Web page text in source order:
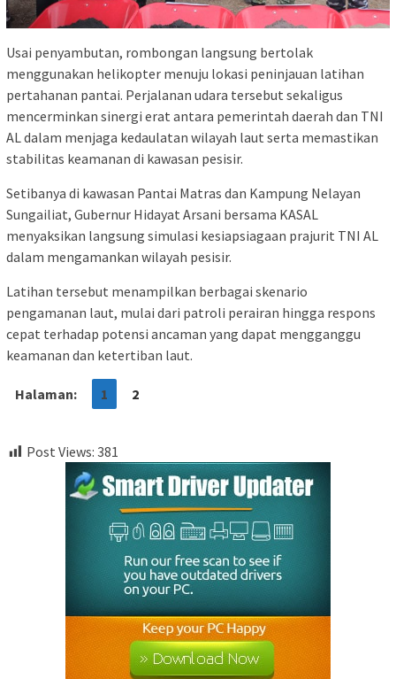
Usai penyambutan, rombongan langsung bertolak
menggunakan helikopter menuju lokasi peninjauan latihan
pertahanan pantai. Perjalanan udara tersebut sekaligus
mencerminkan sinergi erat antara pemerintah daerah dan TNI
AL dalam menjaga kedaulatan wilayah laut serta memastikan
stabilitas keamanan di kawasan pesisir.
Setibanya di kawasan Pantai Matras dan Kampung Nelayan
Sungailiat, Gubernur Hidayat Arsani bersama KASAL
menyaksikan langsung simulasi kesiapsiagaan prajurit TNI AL
dalam mengamankan wilayah pesisir.
Latihan tersebut menampilkan berbagai skenario
pengamanan laut, mulai dari patroli perairan hingga respons
cepat terhadap potensi ancaman yang dapat mengganggu
keamanan dan ketertiban laut.
Halaman: 1 2
Post Views: 381